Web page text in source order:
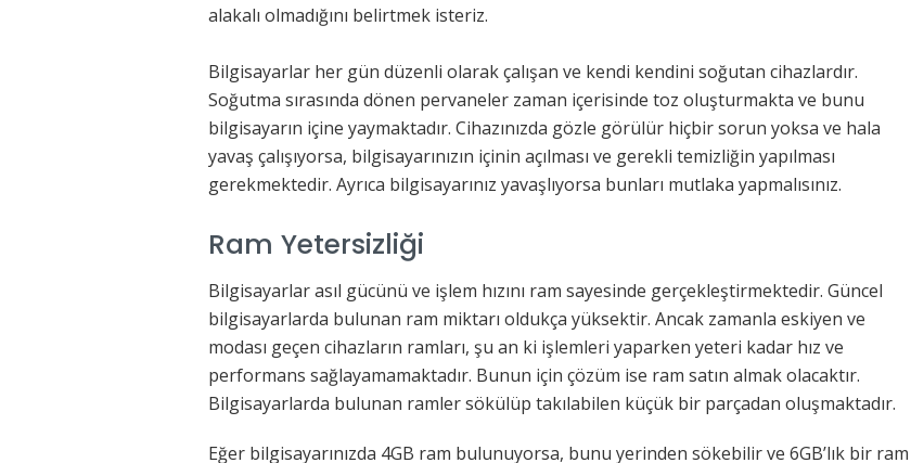
alakalı olmadığını belirtmek isteriz.
Bilgisayarlar her gün düzenli olarak çalışan ve kendi kendini soğutan cihazlardır.
Soğutma sırasında dönen pervaneler zaman içerisinde toz oluşturmakta ve bunu
bilgisayarın içine yaymaktadır. Cihazınızda gözle görülür hiçbir sorun yoksa ve hala
yavaş çalışıyorsa, bilgisayarınızın içinin açılması ve gerekli temizliğin yapılması
gerekmektedir. Ayrıca bilgisayarınız yavaşlıyorsa bunları mutlaka yapmalısınız.
Ram Yetersizliği
Bilgisayarlar asıl gücünü ve işlem hızını ram sayesinde gerçekleştirmektedir. Güncel
bilgisayarlarda bulunan ram miktarı oldukça yüksektir. Ancak zamanla eskiyen ve
modası geçen cihazların ramları, şu an ki işlemleri yaparken yeteri kadar hız ve
performans sağlayamamaktadır. Bunun için çözüm ise ram satın almak olacaktır.
Bilgisayarlarda bulunan ramler sökülüp takılabilen küçük bir parçadan oluşmaktadır.
Eğer bilgisayarınızda 4GB ram bulunuyorsa, bunu yerinden sökebilir ve 6GB’lık bir ram